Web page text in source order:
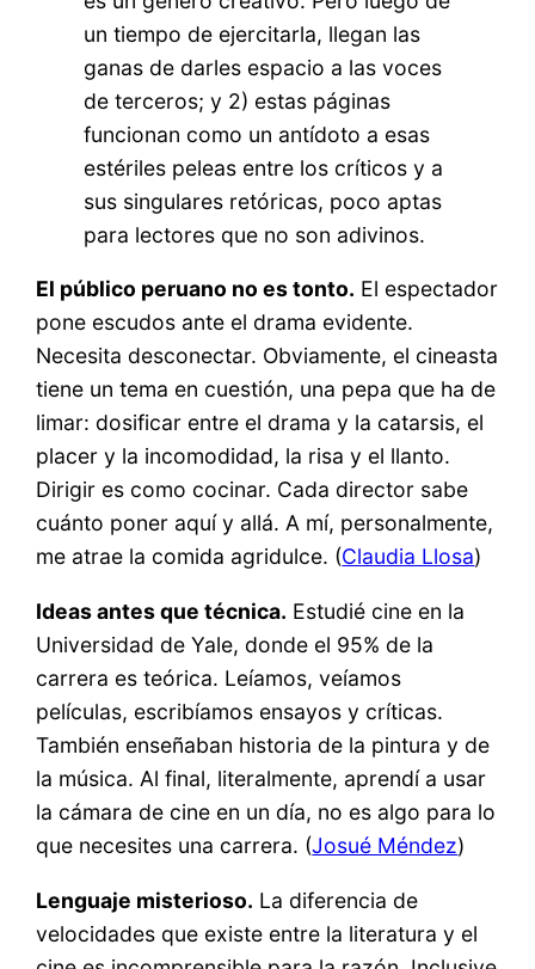
un tiempo de ejercitarla, llegan las
ganas de darles espacio a las voces
de terceros; y 2) estas páginas
funcionan como un antídoto a esas
estériles peleas entre los críticos y a
sus singulares retóricas, poco aptas
para lectores que no son adivinos.
El público peruano no es tonto. El espectador
pone escudos ante el drama evidente.
Necesita desconectar. Obviamente, el cineasta
tiene un tema en cuestión, una pepa que ha de
limar: dosificar entre el drama y la catarsis, el
placer y la incomodidad, la risa y el llanto.
Dirigir es como cocinar. Cada director sabe
cuánto poner aquí y allá. A mí, personalmente,
me atrae la comida agridulce. (Claudia Llosa)
Ideas antes que técnica. Estudié cine en la
Universidad de Yale, donde el 95% de la
carrera es teórica. Leíamos, veíamos
películas, escribíamos ensayos y críticas.
También enseñaban historia de la pintura y de
la música. Al final, literalmente, aprendí a usar
la cámara de cine en un día, no es algo para lo
que necesites una carrera. (Josué Méndez)
Lenguaje misterioso. La diferencia de
velocidades que existe entre la literatura y el